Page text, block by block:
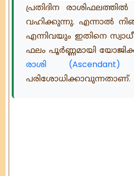
പ്രതിദിന
വഹിക്കുന്നു. എന്നാൽ
എന്നിവയും ഇതിനെ
ഫലം പൂർണ്ണമായി
രാശി (Ascendant)
പരിശോധിക്കാവുന്നതാണ്.